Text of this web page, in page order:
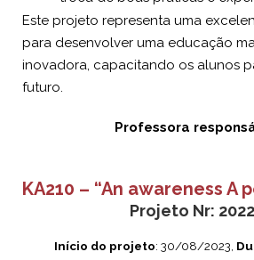
Este projeto representa uma
para desenvolver uma educação
inovadora, capacitando os alunos
futuro.
Professora
KA210 – “An awareness A
Projeto Nr:
Início do projeto: 30/08/2023,